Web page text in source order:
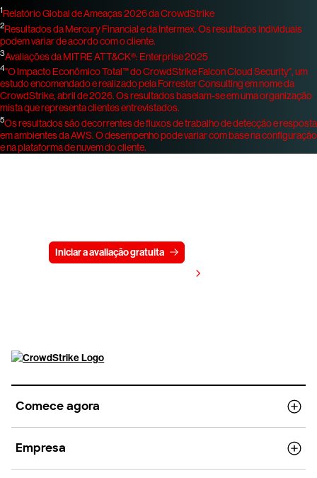
1Relatório Global de Ameaças 2026 da CrowdStrike
2Resultados da Mercury Financial e da Intermex. Os resultados individuais
podem variar de acordo com o cliente.
3Avaliações da MITRE ATT&CK®: Enterprise 2025
4"O Impacto Econômico Total™ do CrowdStrike Falcon Cloud Security", um
estudo encomendado e realizado pela Forrester Consulting em nome da
CrowdStrike, abril de 2026. Os resultados baseiam-se em uma organização
mista que representa clientes entrevistados.
5Os resultados são decorrentes de fluxos de trabalho de detecção e resposta
em ambientes da AWS. O desempenho pode variar com base na configuração
e na plataforma de nuvem do cliente.
Iniciar a avaliação gratuita
Comece agora
Empresa